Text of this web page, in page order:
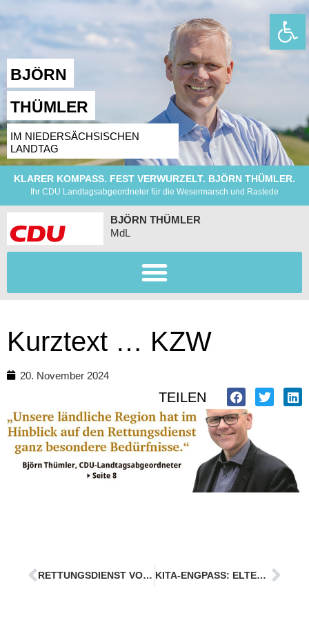
BJÖRN
THÜMLER
IM NIEDERSÄCHSISCHEN
LANDTAG
KLARER KOMPASS. FEST VERWURZELT. BJÖRN THÜMLER.
Ihr CDU Landtagsabgeordneter für die Wesermarsch und Rastede
BJÖRN THÜMLER
MdL
Kurztext … KZW
20. November 2024
TEILEN
RETTUNGSDIENST VOR DER REFORM KZW KITA-ENGPASS: ELTERN FORDERN LÖSUNGEN